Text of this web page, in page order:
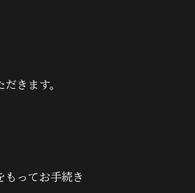
きます。
ってお手続き